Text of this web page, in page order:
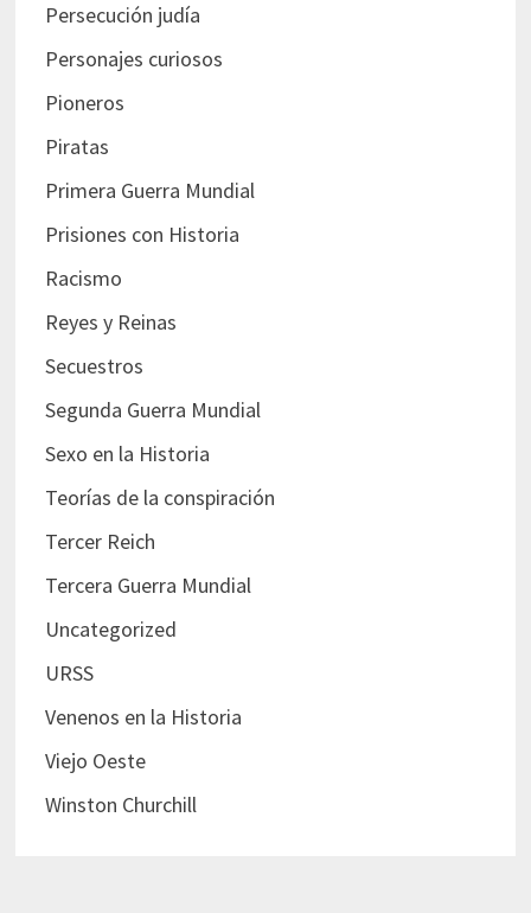
Persecución judía
Personajes curiosos
Pioneros
Piratas
Primera Guerra Mundial
Prisiones con Historia
Racismo
Reyes y Reinas
Secuestros
Segunda Guerra Mundial
Sexo en la Historia
Teorías de la conspiración
Tercer Reich
Tercera Guerra Mundial
Uncategorized
URSS
Venenos en la Historia
Viejo Oeste
Winston Churchill